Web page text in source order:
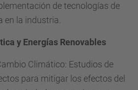
de tecnologías de
en la industria.
y Energías Renovables
Climático: Estudios de
para mitigar los efectos del